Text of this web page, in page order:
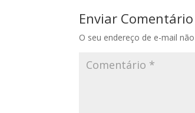
Enviar Comentário
O seu endereço de e-mail